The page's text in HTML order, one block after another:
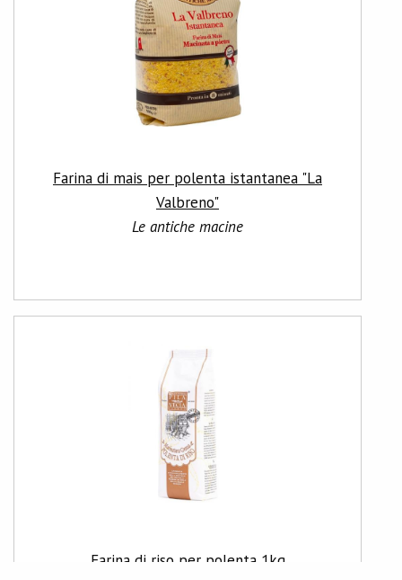
Farina di mais per polenta istantanea "La
Valbreno"
Le antiche macine
Farina di riso per polenta 1kg